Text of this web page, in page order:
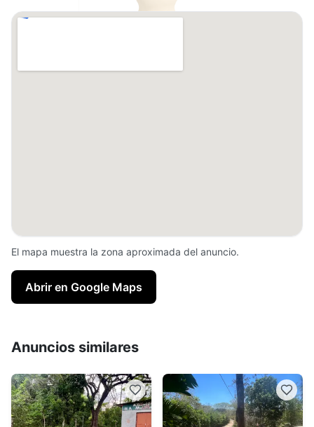
El mapa muestra la zona aproximada del anuncio.
Abrir en Google Maps
Anuncios similares